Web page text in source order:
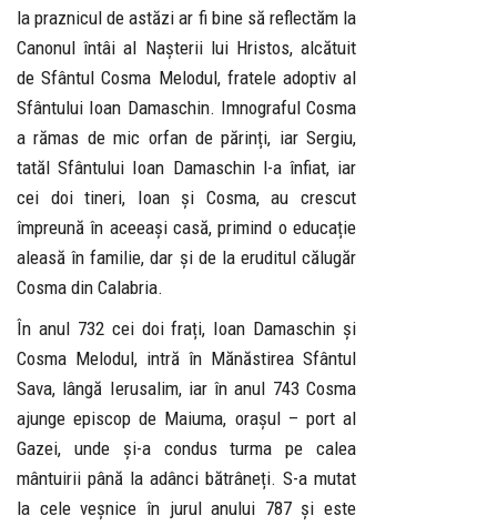
la praznicul de astăzi ar fi bine să reflectăm la
Canonul întâi al Nașterii lui Hristos, alcătuit
de Sfântul Cosma Melodul, fratele adoptiv al
Sfântului Ioan Damaschin. Imnograful Cosma
a rămas de mic orfan de părinți, iar Sergiu,
tatăl Sfântului Ioan Damaschin l-a înfiat, iar
cei doi tineri, Ioan și Cosma, au crescut
împreună în aceeași casă, primind o educație
aleasă în familie, dar și de la eruditul călugăr
Cosma din Calabria.
În anul 732 cei doi frați, Ioan Damaschin și
Cosma Melodul, intră în Mănăstirea Sfântul
Sava, lângă Ierusalim, iar în anul 743 Cosma
ajunge episcop de Maiuma, orașul – port al
Gazei, unde și-a condus turma pe calea
mântuirii până la adânci bătrâneți. S-a mutat
la cele veșnice în jurul anului 787 și este